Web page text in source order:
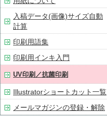
入稿データ(画像)サイズ自動
計算
印刷用語集
印刷用インキ入門
UV印刷／抗菌印刷
Illustratorショートカット一覧
メールマガジンの登録・解除